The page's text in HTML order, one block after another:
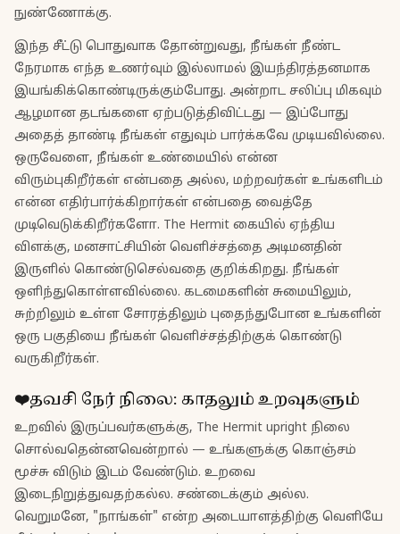
நுண்ணோக்கு.
இந்த சீட்டு பொதுவாக தோன்றுவது, நீங்கள் நீண்ட
நேரமாக எந்த உணர்வும் இல்லாமல் இயந்திரத்தனமாக
இயங்கிக்கொண்டிருக்கும்போது. அன்றாட சலிப்பு மிகவும்
ஆழமான தடங்களை ஏற்படுத்திவிட்டது — இப்போது
அதைத் தாண்டி நீங்கள் எதுவும் பார்க்கவே முடியவில்லை.
ஒருவேளை, நீங்கள் உண்மையில் என்ன
விரும்புகிறீர்கள் என்பதை அல்ல, மற்றவர்கள் உங்களிடம்
என்ன எதிர்பார்க்கிறார்கள் என்பதை வைத்தே
முடிவெடுக்கிறீர்களோ. The Hermit கையில் ஏந்திய
விளக்கு, மனசாட்சியின் வெளிச்சத்தை அடிமனதின்
இருளில் கொண்டுசெல்வதை குறிக்கிறது. நீங்கள்
ஒளிந்துகொள்ளவில்லை. கடமைகளின் சுமையிலும்,
சுற்றிலும் உள்ள சோரத்திலும் புதைந்துபோன உங்களின்
ஒரு பகுதியை நீங்கள் வெளிச்சத்திற்குக் கொண்டு
வருகிறீர்கள்.
❤️தவசி நேர் நிலை: காதலும் உறவுகளும்
உறவில் இருப்பவர்களுக்கு, The Hermit upright நிலை
சொல்வதென்னவென்றால் — உங்களுக்கு கொஞ்சம்
மூச்சு விடும் இடம் வேண்டும். உறவை
இடைநிறுத்துவதற்கல்ல. சண்டைக்கும் அல்ல.
வெறுமனே, "நாங்கள்" என்ற அடையாளத்திற்கு வெளியே